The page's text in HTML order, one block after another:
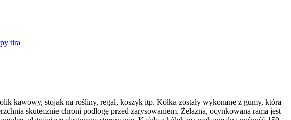
tira
kawowy, stojak na rośliny, regał, koszyk itp. Kółka zostały wykonane z gumy, która
skutecznie chroni podłogę przed zarysowaniem. Żelazna, ocynkowana rama jest